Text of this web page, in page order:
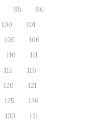
95
96
100
101
105
106
110
111
115
116
120
121
125
126
130
131